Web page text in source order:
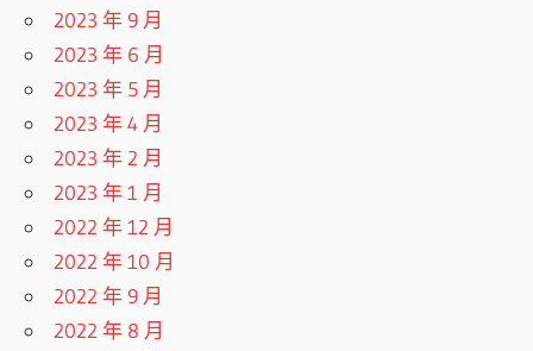
2023 年 9 月
2023 年 6 月
2023 年 5 月
2023 年 4 月
2023 年 2 月
2023 年 1 月
2022 年 12 月
2022 年 10 月
2022 年 9 月
2022 年 8 月